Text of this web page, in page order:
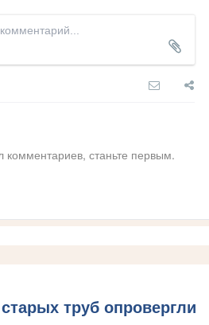
комментариев, станьте первым.
труб опровергли